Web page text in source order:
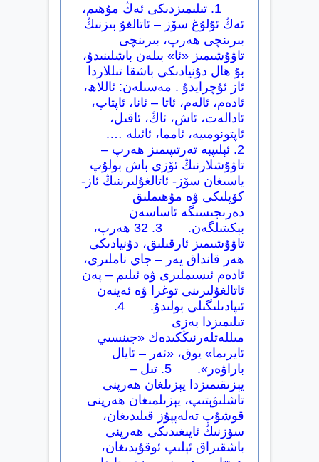
1. تىلىمىزدىكى ئەڭ مۇھىم،
ئەڭ ئۇلۇغ سۆز – ئاتالغۇ بىزنىڭ
بىرىنچى ھەرپ، بىرىنچى
تاۋۇشىمىز «ئا» بىلەن باشلىنىدۇ،
بۇ ھال دۇنيادىكى باشقا تىللاردا
ئاز ئۇچرايدۇ . مەسىلەن: ئاللاھ،
ئادەم، ئالەم، ئاتا – ئانا، ئاپتاپ،
ئادالەت، ئاش، ئاڭ، ئاقىل،
ئاپتونومىيە، ئامما، ئائىلە ….
2. ئېلىپبە تەرتىپىمىز ھەرپ –
تاۋۇشلارنىڭ ئۆزى باش بولۇپ
ياسىغان سۆز- ئاتالغۇلىرىنىڭ ئاز-
كۆپلىكى ۋە مۇھىملىق
دەرىجىسىگە ئاساسەن
بېكىتىلگەن. 3. 32 ھەرپ،
تاۋۇشىمىز ئارقىلىق، دۇنيادىكى
ھەر قانداق يەر – جاي ناملىرى،
ئادەم ئىسىملىرى ۋە ئىلىم – پەن
ئاتالغۇلىرىنى توغرا ۋە ئەينەن
ئىپادىلىگىلى بولىدۇ. 4.
تىلىمىزدا بەزى
مىللەتلەرنىڭكىدەك «جىنسىي
ئايرىما» يوق، «ئەر – ئايال
باراۋەر». 5. تىل –
يېزىقىمىزدا يېزىلغان ھەرپنى
تاشلىۋېتىپ، يېزىلمىغان ھەرپنى
قوشۇپ تەلەپپۇز قىلىدىغان،
سۆزنىڭ ئايىغىدىكى ھەرپنى
باشقىراق ئېلىپ ئوقۇيدىغان،